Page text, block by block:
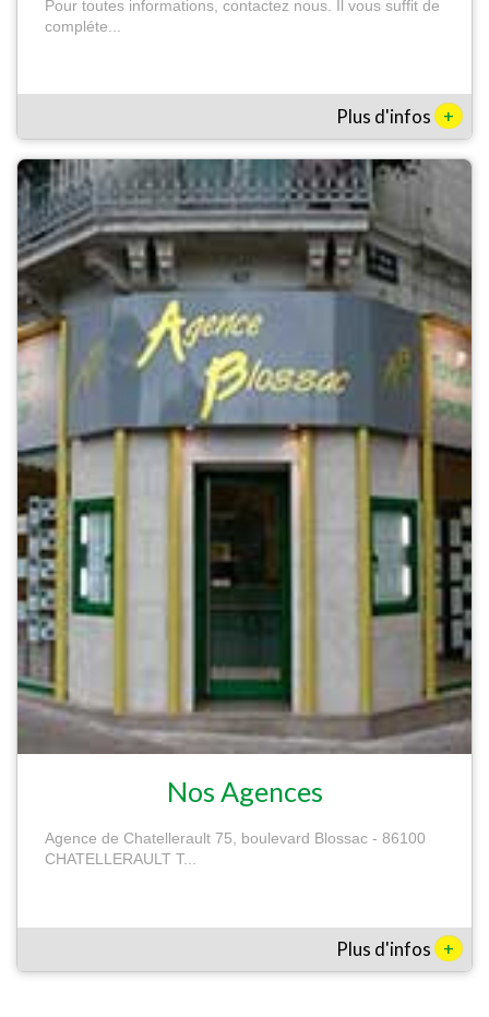
Pour toutes informations, contactez nous. Il vous suffit de
compléte...
Plus d'infos +
Nos Agences
Agence de Chatellerault 75, boulevard Blossac - 86100
CHATELLERAULT T...
Plus d'infos +